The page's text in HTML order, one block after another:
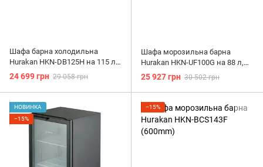
Шафа барна холодильна
Hurakan HKN-DB125H на 115 л,
скляні розпашні двері 865 мм
24 699 грн 29 058 грн
Шафа морозильна барна
Hurakan HKN-UF100G на 88 л,
скляні розпашні двері
25 927 грн 30 502 грн
НОВИНКА
−15%
−15%